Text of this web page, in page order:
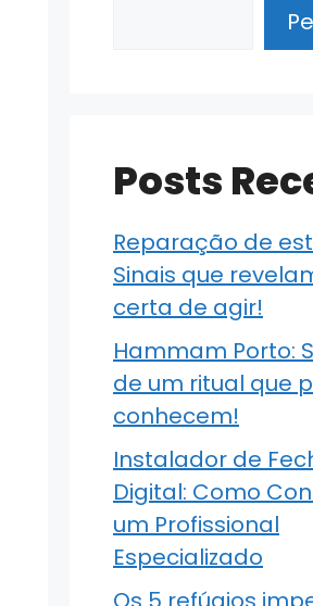
Posts
Reparação de
Sinais que
certa de agir!
Hammam Porto:
de um ritual que
conhecem!
Instalador de
Digital: Como
um Profissional
Especializado